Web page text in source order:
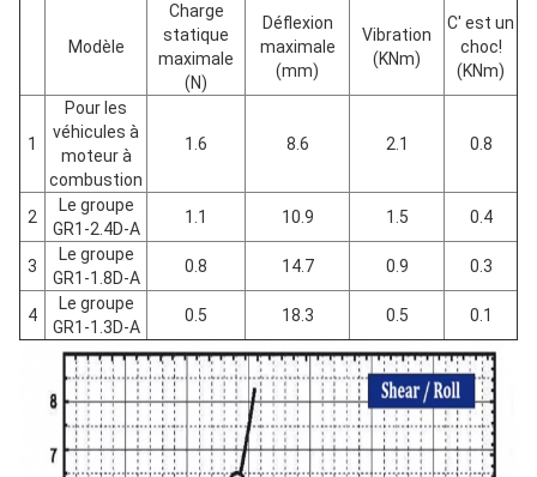
Modèle
Charge
statique
maximale
(N)
Déflexion
maximale
(mm)
Vibration
(KNm)
C' est un
choc!
(KNm)
1
Pour les
véhicules à
moteur à
combustion
1.6 8.6 2.1 0.8
2
Le groupe
GR1-2.4D-A
1.1 10.9 1.5 0.4
3
Le groupe
GR1-1.8D-A
0.8 14.7 0.9 0.3
4
Le groupe
GR1-1.3D-A
0.5 18.3 0.5 0.1